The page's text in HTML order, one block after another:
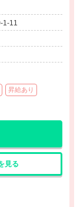
1-11
昇給あり
見る